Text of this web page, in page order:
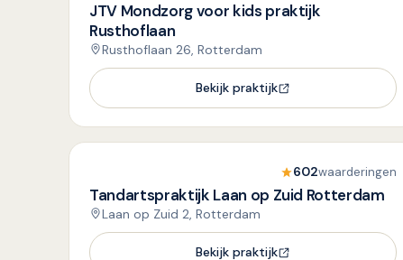
JTV Mondzorg voor kids praktijk
Rusthoflaan
Rusthoflaan 26, Rotterdam
Bekijk praktijk
602waarderingen
Tandartspraktijk Laan op Zuid Rotterdam
Laan op Zuid 2, Rotterdam
Bekijk praktijk